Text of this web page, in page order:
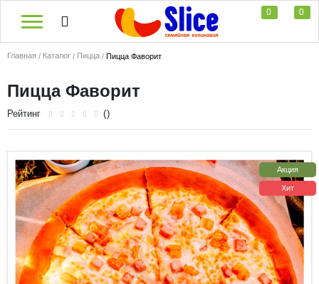
0 0
Главная Каталог Пицца Пицца Фаворит
Пицца Фаворит
Рейтинг ()
Акция
Хит